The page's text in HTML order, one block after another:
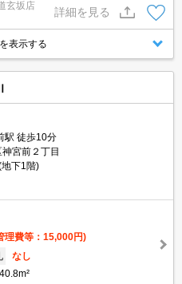
玄坂店
詳細を見る
表示する
駅 徒歩10分
宮前２丁目
下1階)
理費等：15,000円)
なし
40.8m²